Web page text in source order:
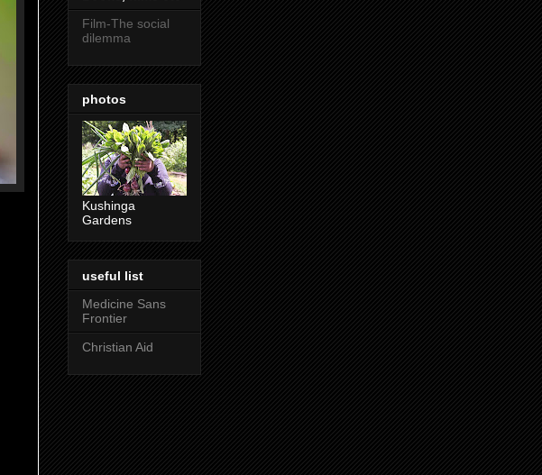
Film-The social
dilemma
photos
Kushinga
Gardens
useful list
Medicine Sans
Frontier
Christian Aid